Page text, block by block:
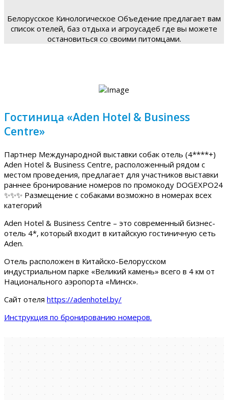
Белорусское Кинологическое Объедение предлагает вам
список отелей, баз отдыха и агроусадеб где вы можете
остановиться со своими питомцами.
Гостиница «Aden Hotel & Business
Centre»
Партнер Международной выставки собак отель (4****+)
Aden Hotel & Business Centre, расположенный рядом с
местом проведения, предлагает для участников выставки
раннее бронирование номеров по промокоду DOGEXPO24
✨✨✨ Размещение с собаками возможно в номерах всех
категорий
Aden Hotel & Business Centre – это современный бизнес-
отель 4*, который входит в китайскую гостиничную сеть
Aden.
Отель расположен в Китайско-Белорусском
индустриальном парке «Великий камень» всего в 4 км от
Национального аэропорта «Минск».
Сайт отеля https://adenhotel.by/
Инструкция по бронированию номеров.